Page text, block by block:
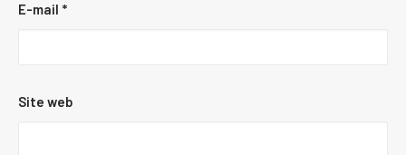
E-mail *
Site web